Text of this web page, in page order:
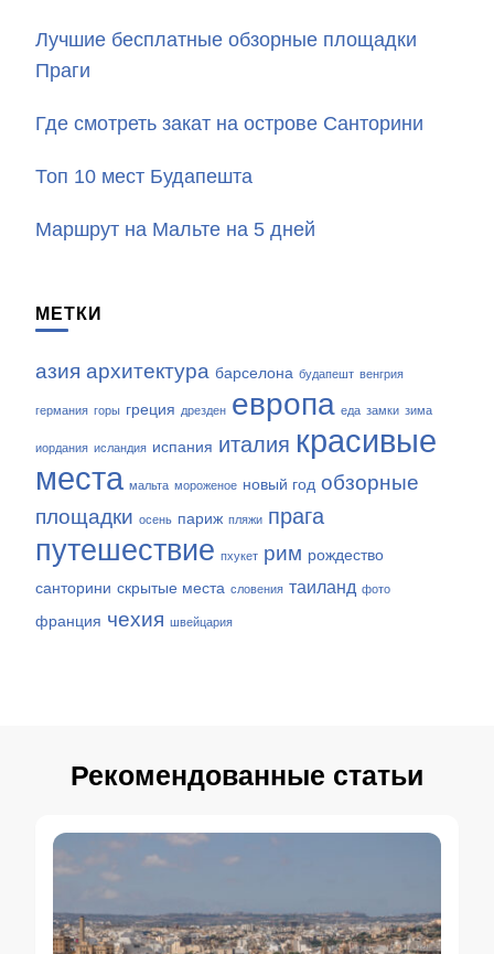
Лучшие бесплатные обзорные площадки
Праги
Где смотреть закат на острове Санторини
Топ 10 мест Будапешта
Маршрут на Мальте на 5 дней
МЕТКИ
азия архитектура барселона будапешт венгрия
германия горы греция дрезден европа еда замки зима
иордания исландия испания италия красивые
места мальта мороженое новый год обзорные
площадки осень париж пляжи прага
путешествие пхукет рим рождество
санторини скрытые места словения таиланд фото
франция чехия швейцария
Рекомендованные статьи